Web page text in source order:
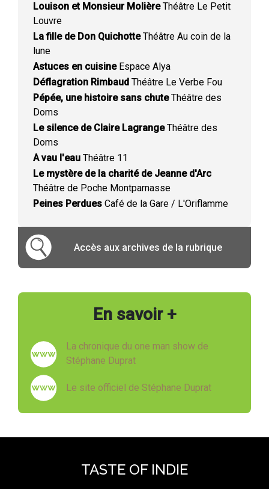
Louison et Monsieur MolièreThéâtre Le Petit
Louvre
La fille de Don QuichotteThéâtre Au coin de la
lune
Astuces en cuisineEspace Alya
Déflagration Rimbaud Théâtre Le Verbe Fou
Pépée, une histoire sans chuteThéâtre des
Doms
Le silence de Claire LagrangeThéâtre des
Doms
A vau l'eau Théâtre 11
Le mystère de la charité de Jeanne d'Arc
Théâtre de Poche Montparnasse
Peines Perdues Café de la Gare / L'Oriflamme
Accès aux archives de la rubrique
En savoir +
La chronique du one man show de
Stéphane Duprat
Le site officiel de Stéphane Duprat
TASTE OF INDIE